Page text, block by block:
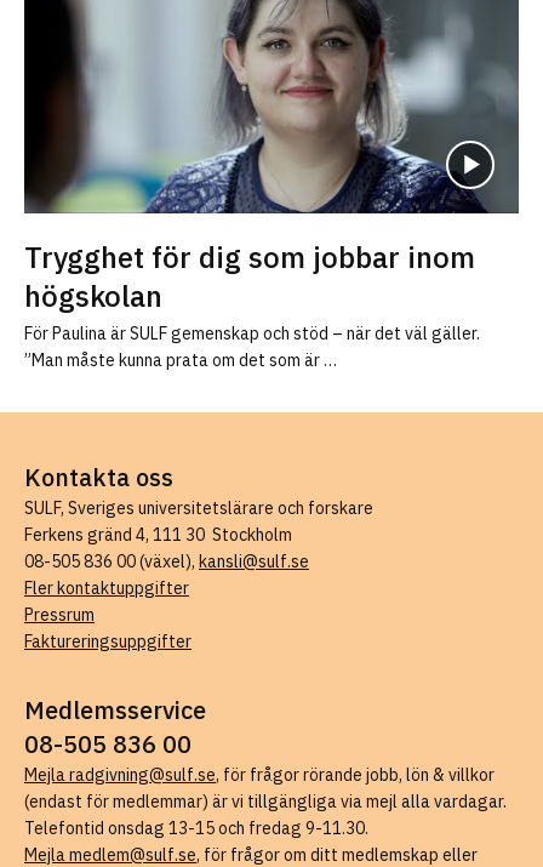
Trygghet för dig som jobbar inom
högskolan
För Paulina är SULF gemenskap och stöd – när det väl gäller.
”Man måste kunna prata om det som är …
Kontakta oss
SULF, Sveriges universitetslärare och forskare
Ferkens gränd 4, 111 30 Stockholm
08-505 836 00 (växel), kansli@sulf.se
Fler kontaktuppgifter
Pressrum
Faktureringsuppgifter
Medlemsservice
08-505 836 00
Mejla radgivning@sulf.se, för frågor rörande jobb, lön & villkor
(endast för medlemmar) är vi tillgängliga via mejl alla vardagar.
Telefontid onsdag 13-15 och fredag 9-11.30.
Mejla medlem@sulf.se, för frågor om ditt medlemskap eller